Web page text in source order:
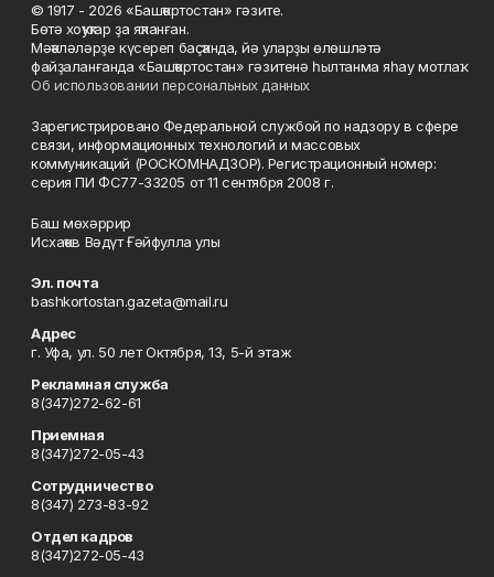
© 1917 - 2026 «Башҡортостан» гәзите.
Бөтә хоҡуҡтар ҙа яҡланған.
Мәҡәләләрҙе күсереп баҫҡанда, йә уларҙы өлөшләтә
файҙаланғанда «Башҡортостан» гәзитенә һылтанма яһау мотлаҡ.
Об использовании персональных данных
Зарегистрировано Федеральной службой по надзору в сфере
связи, информационных технологий и массовых
коммуникаций (РОСКОМНАДЗОР). Регистрационный номер:
серия ПИ ФС77-33205 от 11 сентября 2008 г.
Баш мөхәррир
Исхаҡов Вәдүт Ғәйфулла улы
Эл. почта
bashkortostan.gazeta@mail.ru
Адрес
г. Уфа, ул. 50 лет Октября, 13, 5-й этаж
Рекламная служба
8(347)272-62-61
Приемная
8(347)272-05-43
Сотрудничество
8(347) 273-83-92
Отдел кадров
8(347)272-05-43